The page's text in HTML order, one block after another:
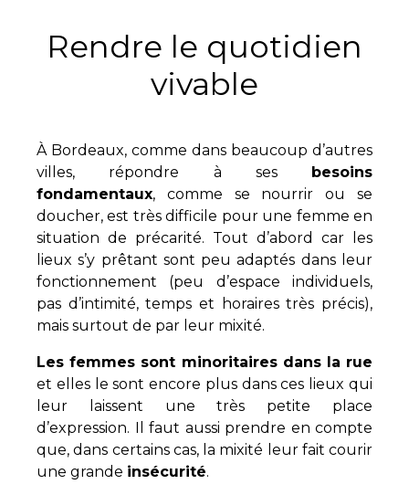
Rendre le quotidien
vivable
À Bordeaux, comme dans beaucoup d’autres
villes, répondre à ses besoins
fondamentaux, comme se nourrir ou se
doucher, est très difficile pour une femme en
situation de précarité. Tout d’abord car les
lieux s’y prêtant sont peu adaptés dans leur
fonctionnement (peu d’espace individuels,
pas d’intimité, temps et horaires très précis),
mais surtout de par leur mixité.
Les femmes sont minoritaires dans la rue
et elles le sont encore plus dans ces lieux qui
leur laissent une très petite place
d’expression. Il faut aussi prendre en compte
que, dans certains cas, la mixité leur fait courir
une grande insécurité.